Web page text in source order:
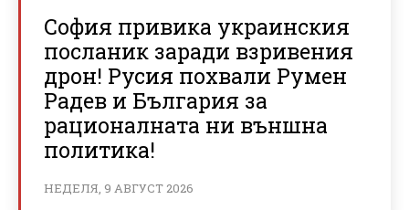
София привика украинския
посланик заради взривения
дрон! Русия похвали Румен
Радев и България за
рационалната ни външна
политика!
НЕДЕЛЯ, 9 АВГУСТ 2026